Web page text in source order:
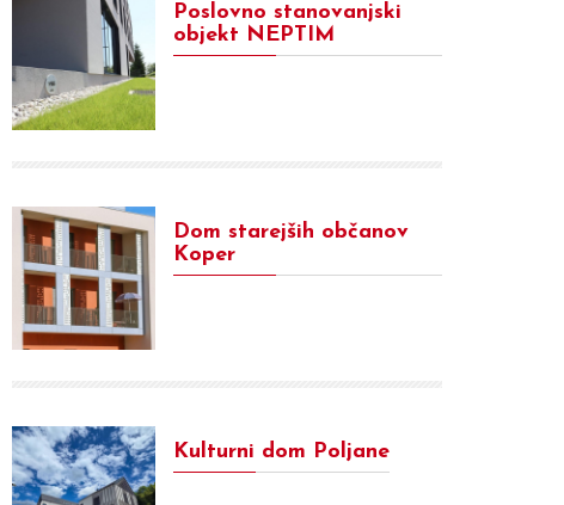
Poslovno stanovanjski
objekt NEPTIM
Dom starejših občanov
Koper
Kulturni dom Poljane